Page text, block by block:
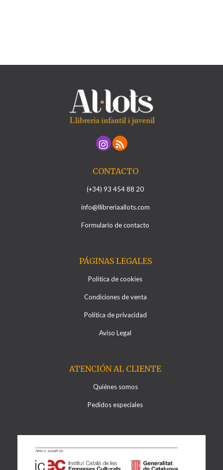
CONTACTO
(+34) 93 454 88 20
info@llibreriaallots.com
Formulario de contacto
PÁGINAS LEGALES
Política de cookies
Condiciones de venta
Política de privacidad
Aviso Legal
ATENCIÓN AL CLIENTE
Quiénes somos
Pedidos especiales